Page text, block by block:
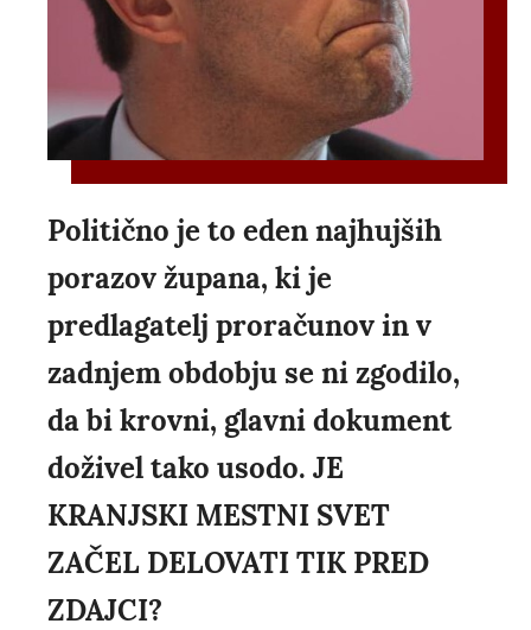
Politično je to eden najhujših
porazov župana, ki je
predlagatelj proračunov in v
zadnjem obdobju se ni zgodilo,
da bi krovni, glavni dokument
doživel tako usodo. JE
KRANJSKI MESTNI SVET
ZAČEL DELOVATI TIK PRED
ZDAJCI?